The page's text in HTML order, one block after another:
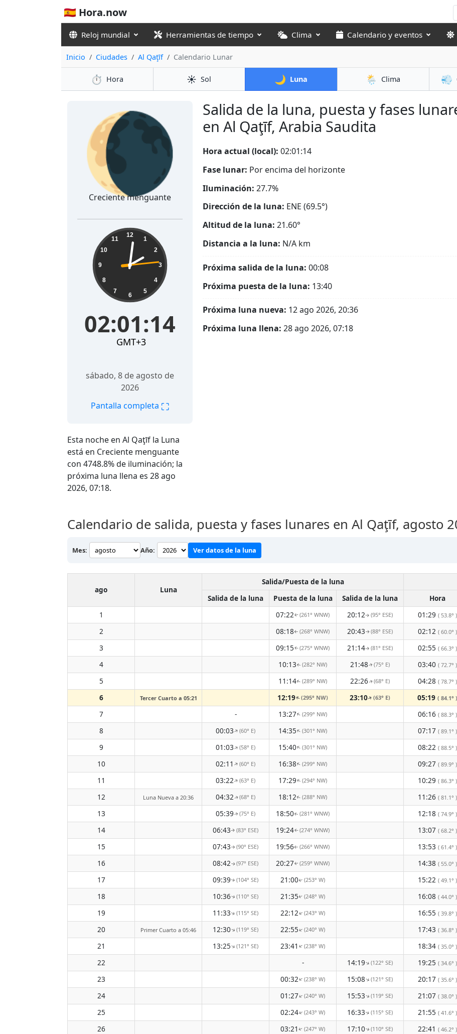
🇪🇸 Hora.now
Reloj mundial Herramientas de tiempo Clima Calendario y eventos
Inicio Ciudades Al Qaţīf Calendario Lunar
⏱️ Hora ☀️ Sol 🌙 Luna 🌦️ Clima 💨
Salida de la luna, puesta y fases
en Al Qaţīf, Arabia Saudita
Esta noche en Al Qaţīf la Luna
está en Creciente menguante
con 4748.8% de iluminación; la
próxima luna llena es 28 ago
2026, 07:18.
🌘
Creciente menguante
02:01:16 12
1
2
3
4
5
6
7
8
9
10
11
02:01:16
GMT+3
sábado, 8 de agosto de
2026
Pantalla completa ⛶
Hora actual (local): 02:01:16
Fase lunar: Por encima del horizonte
Iluminación: 27.7%
Dirección de la luna: ENE (69.5°)
Altitud de la luna: 21.60°
Distancia a la luna: N/A km
Próxima salida de la luna: 00:08
Próxima puesta de la luna: 13:40
Próxima luna nueva: 12 ago 2026, 20:36
Próxima luna llena: 28 ago 2026, 07:18
Calendario de salida, puesta y fases lunares en Al Qaţīf, agosto
Mes: Año: Ver datos de la luna
ago Luna
Salida/Puesta de la luna
Salida de la luna
Puesta de la luna Salida de la luna Hora
1
07:22↑(261° WNW) 20:12↑(95° ESE) 01:29 ( 53.8° )
2
08:18↑(268° WNW) 20:43↑(88° ESE) 02:12 ( 60.0° )
3
09:15↑(275° WNW) 21:14↑(81° ESE) 02:55 ( 66.3° )
4
10:13↑(282° NW) 21:48↑(75° E) 03:40 ( 72.7° )
5
11:14↑(289° NW) 22:26↑(68° E) 04:28 ( 78.7° )
6
Tercer Cuarto a 05:21 12:19↑(295° NW) 23:10↑(63° E) 05:19 ( 84.1° )
7
- 13:27↑(299° NW) 06:16 ( 88.3° )
8
00:03↑(60° E) 14:35↑(301° NW) 07:17 ( 89.1° )
9
01:03↑(58° E) 15:40↑(301° NW) 08:22 ( 88.5° )
10
02:11↑(60° E) 16:38↑(299° NW) 09:27 ( 89.9° )
11
03:22↑(63° E) 17:29↑(294° NW) 10:29 ( 86.3° )
12
Luna Nueva a 20:36 04:32↑(68° E) 18:12↑(288° NW) 11:26 ( 81.1° )
13
05:39↑(75° E) 18:50↑(281° WNW) 12:18 ( 74.9° )
14
06:43↑(83° ESE) 19:24↑(274° WNW) 13:07 ( 68.2° )
15
07:43↑ (90° ESE) 19:56↑(266° WNW) 13:53 ( 61.4° )
16
08:42↑(97° ESE) 20:27↑(259° WNW) 14:38 ( 55.0° )
17
09:39↑(104° SE) 21:00↑(253° W) 15:22 ( 49.1° )
18
10:36↑(110° SE) 21:35↑(248° W) 16:08 ( 44.0° )
19
11:33↑(115° SE) 22:12↑(243° W) 16:55 ( 39.8° )
20
Primer Cuarto a 05:46 12:30↑(119° SE) 22:55↑(240° W) 17:43 ( 36.8° )
21
13:25↑(121° SE) 23:41↑(238° W) 18:34 ( 35.0° )
22
- 14:19↑(122° SE) 19:25 ( 34.6° )
23
00:32↑(238° W) 15:08↑(121° SE) 20:17 ( 35.6° )
24
01:27↑(240° W) 15:53↑(119° SE) 21:07 ( 38.0° )
25
02:24↑(243° W) 16:33↑(115° SE) 21:55 ( 41.6° )
26
03:21 ↑(247° W) 17:10↑(110° SE) 22:41 ( 46.2° )